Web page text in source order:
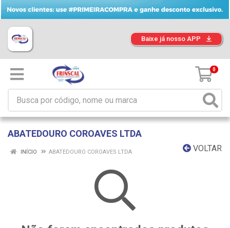
Baixe já nosso APP
0
ABATEDOURO COROAVES LTDA
VOLTAR
INÍCIO ABATEDOURO COROAVES LTDA